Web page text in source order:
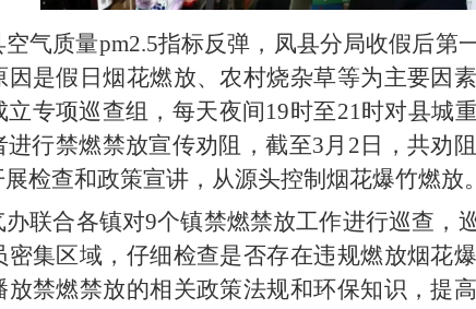
气质量pm2.5指标反弹，凤县分局收假后第
是假日烟花燃放、农村烧杂草等为主要因
专项巡查组，每天夜间19时至21时对县城
行禁燃禁放宣传劝阻，截至3月2日，共劝
检查和政策宣讲，从源头控制烟花爆竹燃放。
办联合各镇对9个镇禁燃禁放工作进行巡查，
密集区域，仔细检查是否存在违规燃放烟花
放禁燃禁放的相关政策法规和环保知识，提